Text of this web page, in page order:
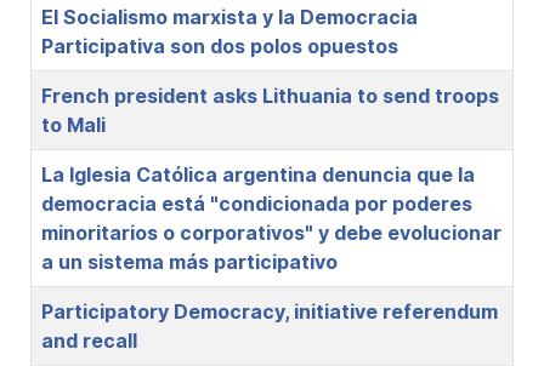
El Socialismo marxista y la Democracia
Participativa son dos polos opuestos
French president asks Lithuania to send troops
to Mali
La Iglesia Católica argentina denuncia que la
democracia está "condicionada por poderes
minoritarios o corporativos" y debe evolucionar
a un sistema más participativo
Participatory Democracy, initiative referendum
and recall